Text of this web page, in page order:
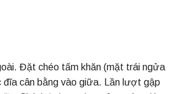
Đặt chéo tấm khăn (mặt trái ngửa
đĩa cân bằng vào giữa. Lần lượt gập